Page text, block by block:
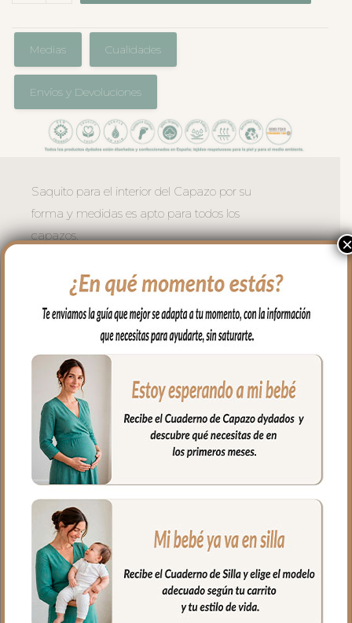
Medias Cualidades
Envíos y Devoluciones
Saquito para el interior del Capazo por su
forma y medidas es apto para todos los
capazos.
en el moisés, para llevar en brazos…
Es un saquito cruzado en los laterales y
en la zona de cabecita va abierto, apto
para todo tipo de capazos.
En los laterales va cerrado con botones y
en la parte de abajo con doble cremallera
para mayor seguridad.
El tejido exterior en piqué bordado; un
piqué de algodón. Puntilla al tono en todo
el borde.
El interior en piqué de algodón liso.
El relleno del saquito es micro fibra hueca
para mayor confort del bebé y muy
buena transpirabilidad.
Puedes lavar a mano o en lavadora,
siempre agua fría, jabones no abrasivos y
×